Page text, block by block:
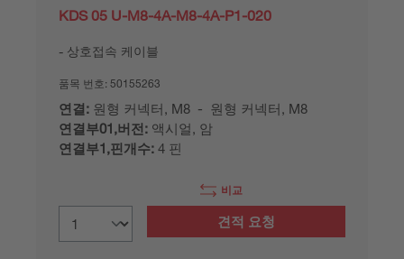
KDS 05 U-M8-4A-M8-4A-P1-020
상호접속 케이블
품목 번호: 50155263
연결: 원형 커넥터, M8 - 원형 커넥터, M8
연결부01,버전: 액시얼, 암
연결부1,핀개수: 4 핀
비교
견적 요청